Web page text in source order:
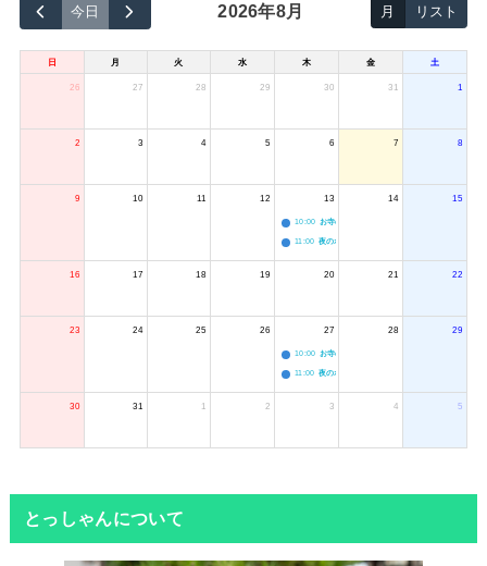
今日 2026年8月 月 リスト
日 月 火 水 木 金 土
26 27 28 29 30 31 1
2 3 4 5 6 7 8
9 10 11 12 13
10:00 お寺のジャグリング教室
11:00 夜のボードゲーム会
14 15
16 17 18 19 20 21 22
23 24 25 26 27
10:00 お寺のジャグリング教室
11:00 夜のボードゲーム会
28 29
30 31 1 2 3 4 5
とっしゃんについて